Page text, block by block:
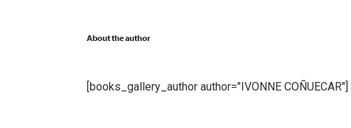
About the author
[books_gallery_author author="IVONNE COÑUECAR"]